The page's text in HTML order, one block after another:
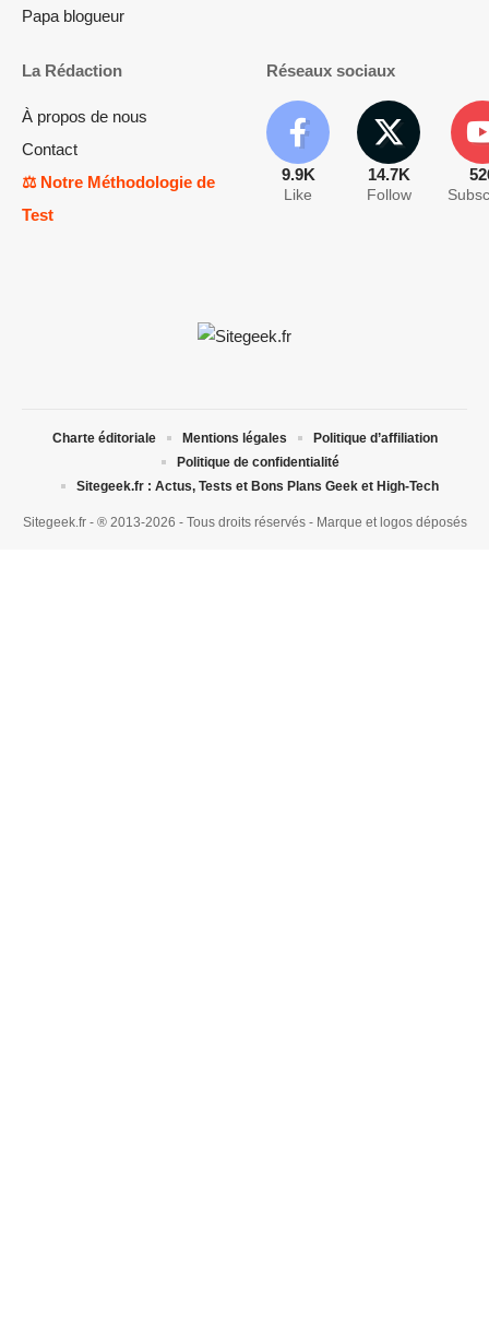
Papa blogueur
La Rédaction
À propos de nous
Contact
⚖️ Notre Méthodologie de
Test
Réseaux sociaux
9.9K
Like
14.7K
Follow
Sitegeek.fr - ® 2013-2026 - Tous droits réservés - Marque et logos déposés
Charte éditoriale Mentions légales
Politique d’affiliation
Politique de confidentialité
Sitegeek.fr : Actus, Tests et Bons Plans Geek et High-Tech